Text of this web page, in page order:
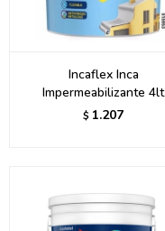
Incaflex Inca
Impermeabilizante 4lt
$ 1.207